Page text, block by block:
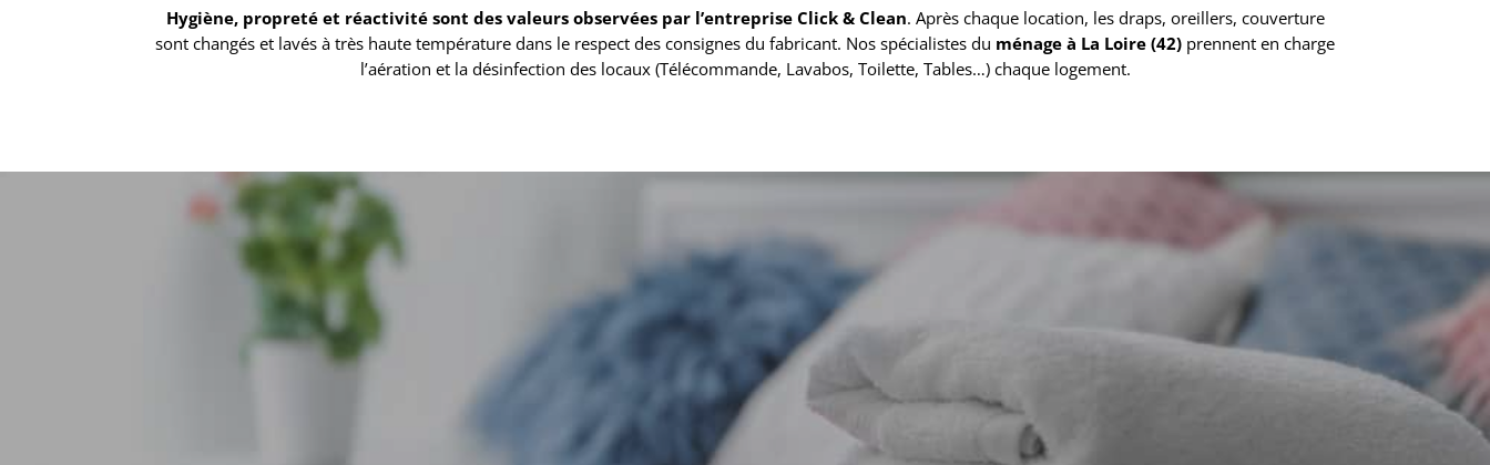
Hygiène, propreté et réactivité sont des valeurs observées par l’entreprise Click & Clean. Après chaque location, les draps, oreillers, couverture
sont changés et lavés à très haute température dans le respect des consignes du fabricant. Nos spécialistes du ménage à La Loire (42) prennent en charge
l’aération et la désinfection des locaux (Télécommande, Lavabos, Toilette, Tables…) chaque logement.